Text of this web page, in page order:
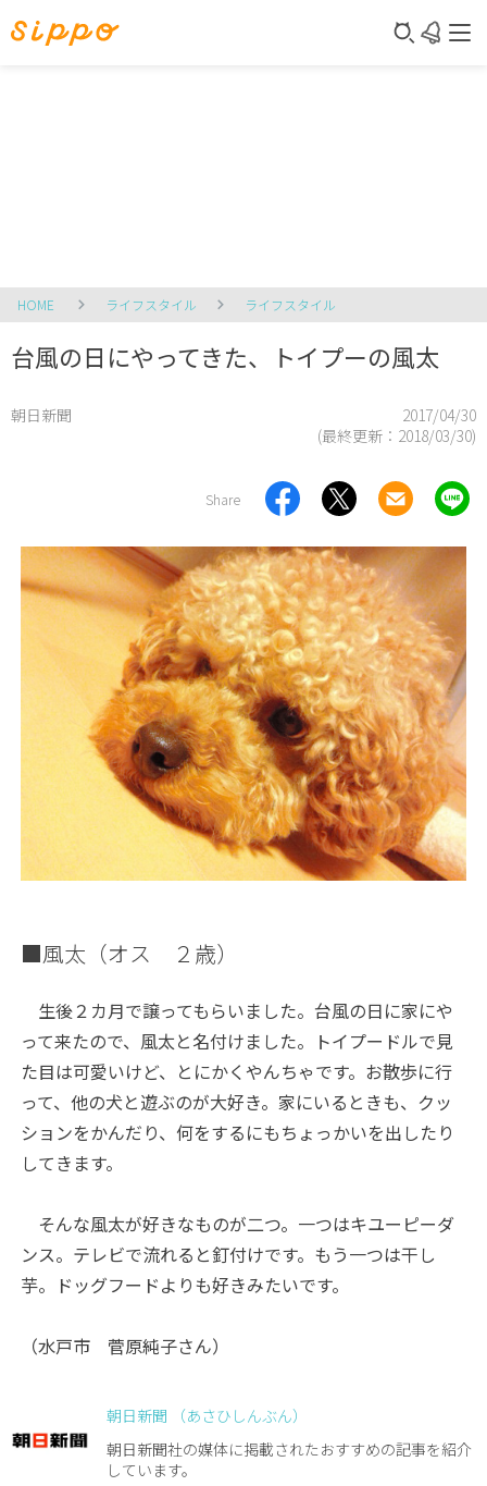
HOME ライフスタイル ライフスタイル
台風の日にやってきた、トイプーの風太
朝日新聞
2017/04/30
(最終更新： 2018/03/30)
Share
■風太（オス ２歳）
生後２カ月で譲ってもらいました。台風の日に家にや
って来たので、風太と名付けました。トイプードルで見
た目は可愛いけど、とにかくやんちゃです。お散歩に行
って、他の犬と遊ぶのが大好き。家にいるときも、クッ
ションをかんだり、何をするにもちょっかいを出したり
してきます。
そんな風太が好きなものが二つ。一つはキユーピーダ
ンス。テレビで流れると釘付けです。もう一つは干し
芋。ドッグフードよりも好きみたいです。
（水戸市 菅原純子さん）
朝日新聞 （あさひしんぶん）
朝日新聞社の媒体に掲載されたおすすめの記事を紹介
しています。